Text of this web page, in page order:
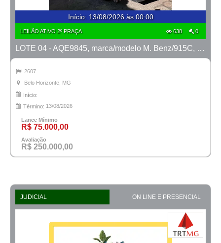
Início: 13/08/2026 às 00:00
LEILÃO ATIVO 2º PRAÇA 638 0
LOTE 04 - AQE9845, marca/modelo M. Benz/915C, ano 2008/2008
2607
Belo Horizonte, MG
Início:
Término: 13/08/2026
Lance Mínimo
R$ 75.000,00
Avaliação
R$ 250.000,00
JUDICIAL ON LINE E PRESENCIAL